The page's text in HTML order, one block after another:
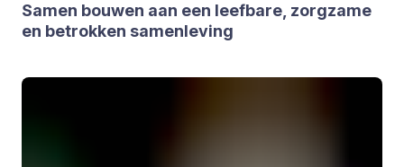
Samen bou­wen aan een leef­ba­re, zorg­za­me
en betrok­ken samen­le­ving